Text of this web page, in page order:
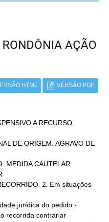
AÇÃO
HTML VERSÃO PDF
A RECURSO